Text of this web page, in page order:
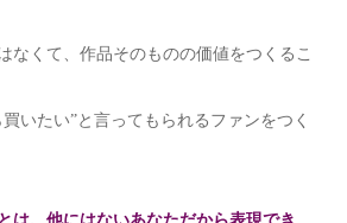
なくて、作品そのものの価値をつくるこ
いたい”と言ってもられるファンをつく